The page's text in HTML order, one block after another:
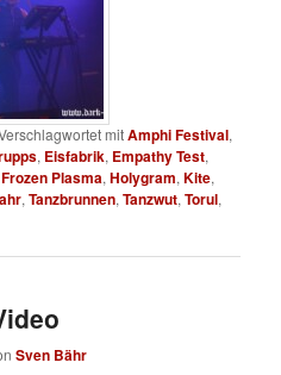
mitAmphi Festival,
, Eisfabrik, Empathy Test,
Frozen Plasma,Holygram,Kite,
,Tanzbrunnen,Tanzwut,Torul,
Sven Bähr